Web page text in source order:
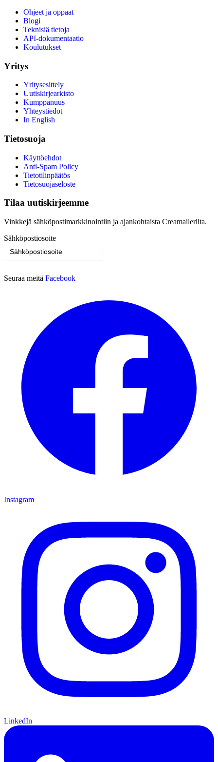
Ohjeet ja oppaat
Blogi
Teknisiä tietoja
API-dokumentaatio
Koulutukset
Yritys
Yritysesittely
Uutiskirjearkisto
Kumppanuus
Yhteystiedot
In English
Tietosuoja
Käyttöehdot
Anti-Spam Policy
Tietotilinpäätös
Tietosuojaseloste
Tilaa uutiskirjeemme
Vinkkejä sähköpostimarkkinointiin ja ajankohtaista Creamailerilta.
Sähköpostiosoite
Seuraa meitä Facebook
Instagram
LinkedIn